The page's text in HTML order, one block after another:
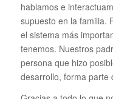
hablamos e
supuesto en la familia.
el sistema más
tenemos. Nuestros
persona que hizo
desarrollo, forma parte